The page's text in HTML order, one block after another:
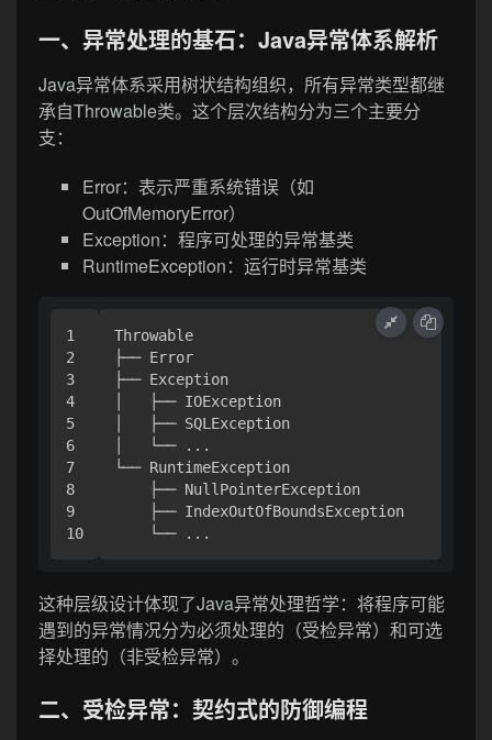
一、异常处理的基石：Java异常体系解析
Java异常体系采用树状结构组织，所有异常类型都继
承自Throwable类。这个层次结构分为三个主要分
支：
Error：表示严重系统错误（如
OutOfMemoryError）
Exception：程序可处理的异常基类
RuntimeException：运行时异常基类
1
2
3
4
5
6
7
8
9
Throwable
├── Error
├── Exception
│   ├── IOException
│   ├── SQLException
│   └── ...
└── RuntimeException
    ├── NullPointerException
    ├── IndexOutOfBoundsException
这种层级设计体现了Java异常处理哲学：将程序可能
遇到的异常情况分为必须处理的（受检异常）和可选
择处理的（非受检异常）。
二、受检异常：契约式的防御编程